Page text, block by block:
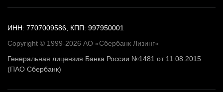
ИНН: 7707009586, КПП: 997950001
Copyright © 1999-2026 АО «Сбербанк Лизинг»
Генеральная лицензия Банка России №1481 от 11.08.2015
(ПАО Сбербанк)